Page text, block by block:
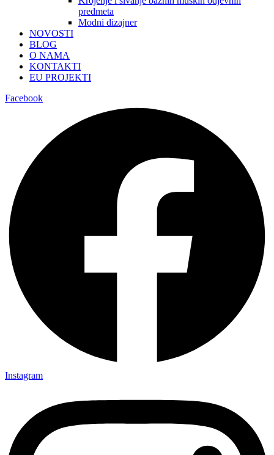
predmeta
Modni dizajner
NOVOSTI
BLOG
O NAMA
KONTAKTI
EU PROJEKTI
Facebook
Instagram